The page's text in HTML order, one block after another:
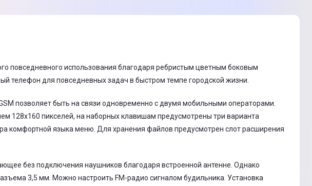
повседневного использования благодаря ребристым цветным боковым
телефон для повседневных задач в быстром темпе городской жизни.
позволяет быть на связи одновременно с двумя мобильными операторами.
128х160 пикселей, на наборных клавишам предусмотрены три варианта
комфортной языка меню. Для хранения файлов предусмотрен слот расширения
без подключения наушников благодаря встроенной антенне. Однако
3,5 мм. Можно настроить FM-радио сигналом будильника. Установка